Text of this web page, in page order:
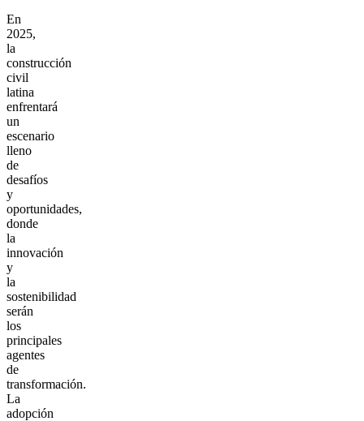
En
2025,
la
construcción
civil
latina
enfrentará
un
escenario
lleno
de
desafíos
y
oportunidades,
donde
la
innovación
y
la
sostenibilidad
serán
los
principales
agentes
de
transformación.
La
adopción